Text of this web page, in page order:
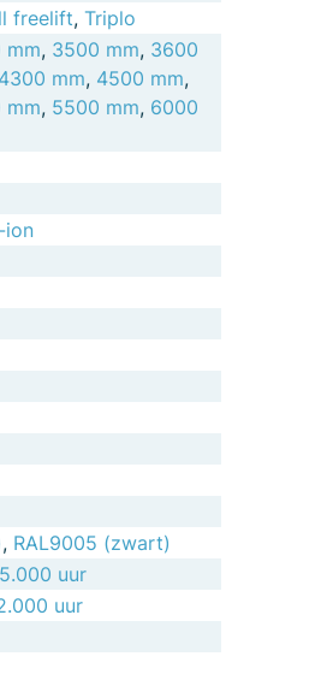
freelift, Triplo
mm, 3500 mm, 3600
4300 mm, 4500 mm,
mm, 5500 mm, 6000
ion
, RAL9005 (zwart)
uur
uur